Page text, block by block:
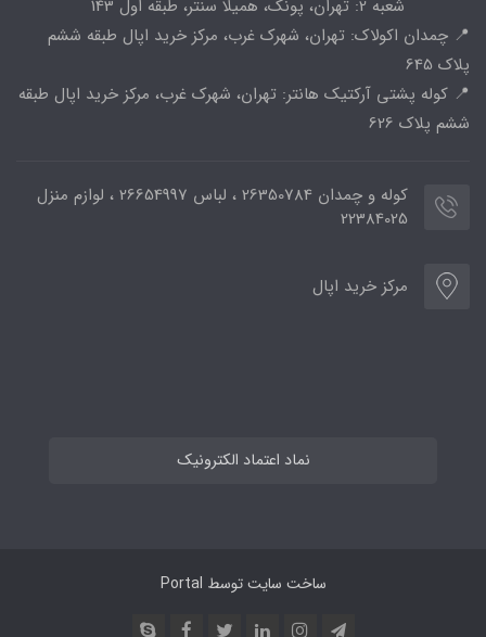
شعبه 2: تهران، پونک، همیلا سنتر، طبقه اول 143
📍 چمدان اکولاک: تهران، شهرک غرب، مرکز خرید اپال طبقه ششم
پلاک 645
📍 کوله پشتی آرکتیک هانتر: تهران، شهرک غرب، مرکز خرید اپال طبقه
ششم پلاک 626
کوله و چمدان 26350784 ، لباس 26654997 ، لوازم منزل
22384025
مرکز خرید اپال
نماد اعتماد الکترونیک
ساخت سایت توسط Portal